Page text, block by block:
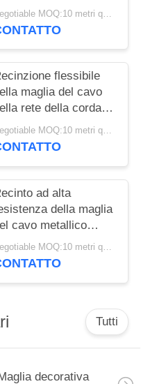
316 per i
Negotiable MOQ:10 metri quadrati
flessibile
maglia del cavo
rete della corda
inossidabile
forma 7x7 del
Negotiable MOQ:10 metri quadrati
ad alta
della maglia
cavo metallico
inossidabile
le gabbie animali
Negotiable MOQ:10 metri quadrati
Tutti
decorativa